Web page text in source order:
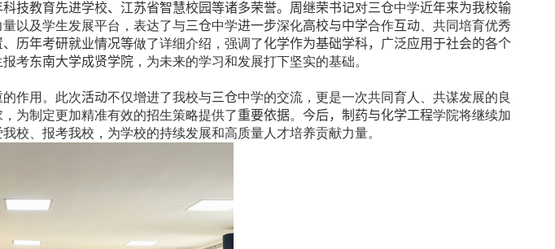
技教育先进学校、江苏省智慧校园等诸多荣誉。周继荣书记对三仓中学近年来为我校输
以及学生发展平台，表达了与三仓中学进一步深化高校与中学合作互动 、共同培育优秀
历年考研就业情况等做了详细介绍，强调了化学作为基础学科，广泛应用于社会的各个
报考东南大学成贤学院 ，为未来的学习和发展打下坚实的基础。
作用。此次活动不仅增进了我校与三仓中学的交流，更是一次共同育人、共谋发展的良
为制定更加精准有效的招生策略提供了重要依据。 今后，制药与化学工程学院将继续加
校、报考我校，为学校的持续发展和高质量人才培养贡献力量。